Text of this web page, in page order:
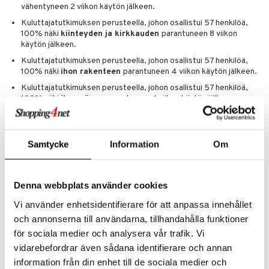
Samtycke Information Om
Denna webbplats använder cookies
Vi använder enhetsidentifierare för att anpassa innehållet
och annonserna till användarna, tillhandahålla funktioner
för sociala medier och analysera vår trafik. Vi
vidarebefordrar även sådana identifierare och annan
information från din enhet till de sociala medier och
vähentyneen 2 viikon käytön jälkeen.
Kuluttajatutkimuksen perusteella, johon osallistui 57 henkilöä,
100% näki kiinteyden ja kirkkauden parantuneen 8 viikon
käytön jälkeen.
Kuluttajatutkimuksen perusteella, johon osallistui 57 henkilöä,
100% näki ihon rakenteen parantuneen 4 viikon käytön jälkeen.
Kuluttajatutkimuksen perusteella, johon osallistui 57 henkilöä,
100% näki ihon sävyn
parantuneen 1 viikon käytön jälkeen.
Käyttö
sormenpäihin ja levitä tasaisesti kasvoille ja kaulalle aamulla ja/tai illalla
CYCLOPENTASILOXANE, DIMETHICONE, C12-15 ALKYL
BENZOATE, VINYL DIMETHICONE/METHICONE SILSESQUIOXANE
CROSSPOLYMER, DIISOPROPYL ADIPATE, DIMETHICONE/VINYL
DIMETHICONE CROSSPOLYMER, DIMETHICONE
CROSSPOLYMER, BISABOLOL, BUTYROSPERMUM PARKII (SHEA)
BUTTER, C18-36 ACID GLYCOL ESTER, C18-36 ACID
FARNESOL, GLYCINE SOJA (SOYBEAN) OIL,